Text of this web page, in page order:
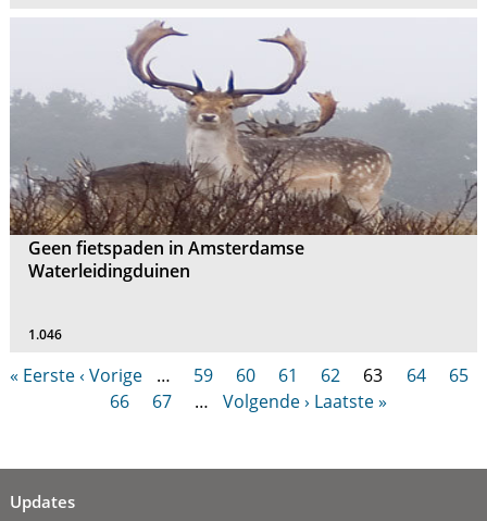
Geen fietspaden in Amsterdamse
Waterleidingduinen
1.046
« Eerste‹ Vorige … 59 60 61 62 63 64
65
66
67 … Volgende › Laatste »
Updates